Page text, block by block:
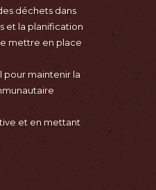
déchets dans
et la planification
mettre en place
pour maintenir la
et en mettant